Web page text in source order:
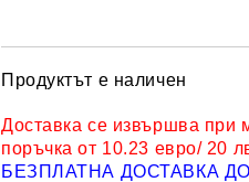
Продуктът е наличен
Доставка се извършва при
поръчка от 10.23 евро/ 20
БЕЗПЛАТНА ДОСТАВКА